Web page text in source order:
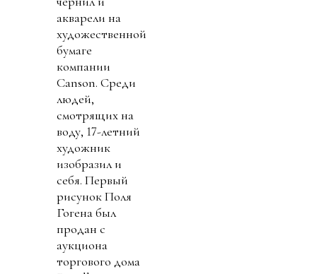
акварели на
художественной
бумаге
компании
Canson. Среди
людей,
смотрящих на
воду, 17-летний
художник
изобразил и
себя. Первый
рисунок Поля
Гогена был
продан с
аукциона
торгового дома